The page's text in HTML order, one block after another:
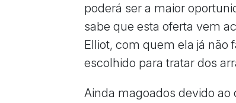
poderá ser a maior
sabe que esta oferta vem
Elliot, com quem ela já não
escolhido para tratar dos
Ainda magoados devido